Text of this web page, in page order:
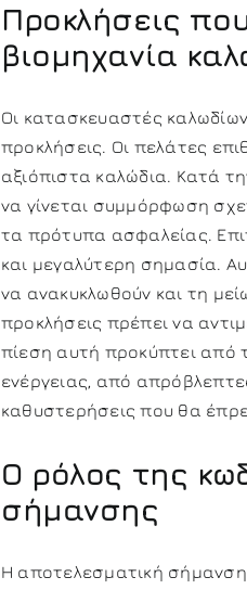
Προκλήσεις
βιομηχανία
Οι κατασκευαστές
προκλήσεις. Οι πελάτες
αξιόπιστα καλώδια. Κατά
να γίνεται συμμόρφωση
τα πρότυπα ασφαλείας.
και μεγαλύτερη σημασία.
να ανακυκλωθούν και τη
προκλήσεις πρέπει να
πίεση αυτή προκύπτει από
ενέργειας, από
καθυστερήσεις που θα
Ο ρόλος της
σήμανσης
Η αποτελεσματική σήμανση